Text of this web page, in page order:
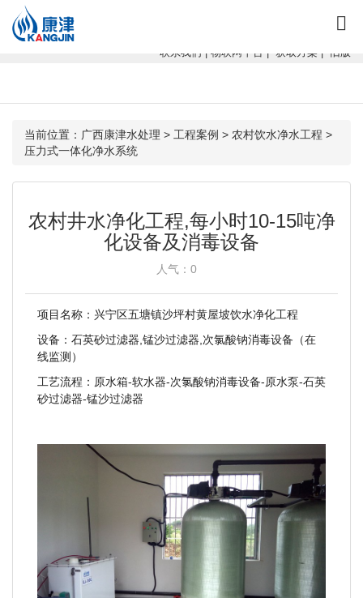
康津水处理：专注软化水设备、反渗透设备、超滤设备、一体化净水设
备！
联系我们 | 物联网平台 | 获取方案 | 旧版
当前位置： 广西康津水处理 > 工程案例 > 农村饮水净水工程 >
压力式一体化净水系统
农村井水净化工程,每小时10-15吨净
化设备及消毒设备
人气： 0
项目名称：兴宁区五塘镇沙坪村黄屋坡饮水净化工程
设备：石英砂过滤器,锰沙过滤器,次氯酸钠消毒设备（在
线监测）
工艺流程：原水箱-软水器-次氯酸钠消毒设备-原水泵-石英
砂过滤器-锰沙过滤器